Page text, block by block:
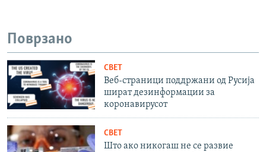
Поврзано
СВЕТ
Веб-страници поддржани од Русија
шират дезинформации за
коронавирусот
СВЕТ
Што ако никогаш не се развие